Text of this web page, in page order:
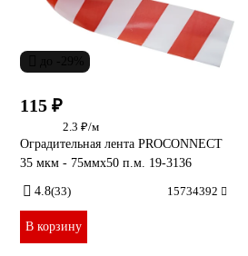
115 ₽
2.3 ₽/м
Оградительная лента PROCONNECT
35 мкм - 75ммх50 п.м. 19-3136
4.8(33) 15734392
В корзину